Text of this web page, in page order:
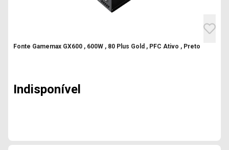
Fonte Gamemax GX600 , 600W , 80 Plus Gold , PFC Ativo , Preto
Indisponível